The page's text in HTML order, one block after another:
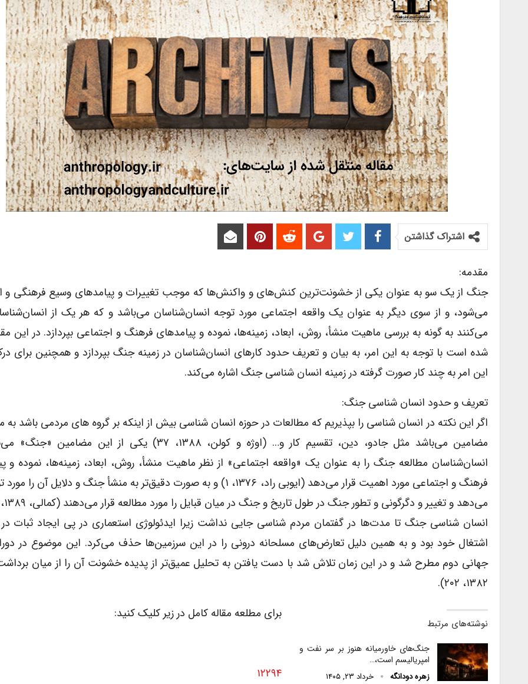
اشتراک گذاشتن
مقدمه:
جنگ از یک سو به عنوان یکی از خشونت‌ترین کنش‌های و واکنش‌ها که موجب تغییرات و پیامدهای وسیع فرهنگی و
می‌شود، و از سوی دیگر به عنوان یک واقعه اجتماعی مورد توجه انسان‌شناسان می‌باشد و که هر یک از
می‌کنند به گونه به بررسی ماهیت منشأ، روش، ابعاد، زمینه‌ها، نموده و پیامدهای فرهنگ و اجتماعی بپردازد. در این
شده است با توجه به این امر، به بیان و تعریف حدود کارهای انسان‌شناسان در زمینه جنگ بپردازد و همچنین برای
این امر به چند کار صورت گرفته در زمینه انسان شناسی جنگ اشاره می‌کند.
تعریف و حدود انسان شناسی جنگ:
اگر این نکته در انسان شناسی را بپذیریم که مطالعات در حوزه انسان شناسی بیش از اینکه بر گروه های مردمی باشد به
مضامین می‌باشد مثل جادو، دین، تقسیم کار و… (اوژه و کولن، ۱۳۸۸، ۳۷) یکی از این
انسان‌شناسان مطالعه جنگ را به عنوان یک «واقعه اجتماعی» از نظر ماهیت منشأ، روش، ابعاد، زمینه‌ها، نموده و
فرهنگ و اجتماعی مورد اهمیت قرار می‌دهد (ایوبی راد، ۱۳۷۶، ۱) و به صورت دقیق‌تر به منشأ جنگ و دلایل آن
می‌دهد و تغییر و دگرگونی و تطور جنگ در طول تاریخ و جنگ در میان قبایل را مورد مطالعه قرار می‌دهند (کمالی، ۱۳۸۹، ۷) .
انسان شناسی جنگ تا مدت‌ها در گفتمان مردم شناسی جایی نداشت زیرا ایدئولوژی استعماری در پی ایجاد ثبات
اشتغال خود بود و به همین دلیل تعارض‌های مسلحانه درونی را در این سرزمین‌ها حذف می‌کرد. این موضوع در
جهانی دوم مطرح شد و در این زمان تلاش شد با دست یافتن به تحلیل عمیق‌تر از پدیده خشونت آن را از میان برداشت
۱۳۸۲، ۲۰۲).
نوشته‌های مرتبط
جنگ‌های خاورمیانه هنوز بر سر نفت و
امپریالیسم است،…
زهره دودانگه خرداد ۲۳, ۱۴۰۵
برای مطلعه مقاله کامل در زیر کلیک کنید:
۱۲۲۹۴